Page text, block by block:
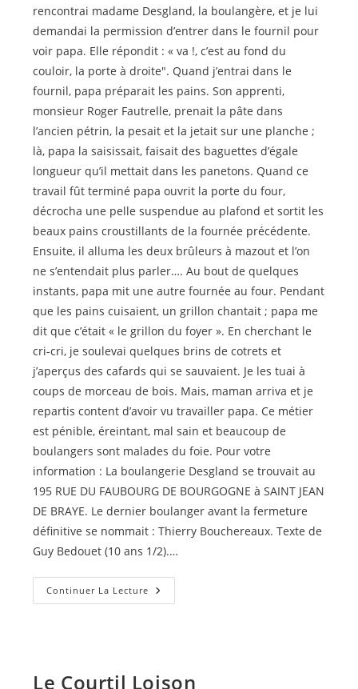
rencontrai madame Desgland, la boulangère, et je lui
demandai la permission d’entrer dans le fournil pour
voir papa. Elle répondit : « va !, c’est au fond du
couloir, la porte à droite". Quand j’entrai dans le
fournil, papa préparait les pains. Son apprenti,
monsieur Roger Fautrelle, prenait la pâte dans
l’ancien pétrin, la pesait et la jetait sur une planche ;
là, papa la saisissait, faisait des baguettes d’égale
longueur qu’il mettait dans les panetons. Quand ce
travail fût terminé papa ouvrit la porte du four,
décrocha une pelle suspendue au plafond et sortit les
beaux pains croustillants de la fournée précédente.
Ensuite, il alluma les deux brûleurs à mazout et l’on
ne s’entendait plus parler…. Au bout de quelques
instants, papa mit une autre fournée au four. Pendant
que les pains cuisaient, un grillon chantait ; papa me
dit que c’était « le grillon du foyer ». En cherchant le
cri-cri, je soulevai quelques brins de cotrets et
j’aperçus des cafards qui se sauvaient. Je les tuai à
coups de morceau de bois. Mais, maman arriva et je
repartis content d’avoir vu travailler papa. Ce métier
est pénible, éreintant, mal sain et beaucoup de
boulangers sont malades du foie. Pour votre
information : La boulangerie Desgland se trouvait au
195 RUE DU FAUBOURG DE BOURGOGNE à SAINT JEAN
DE BRAYE. Le dernier boulanger avant la fermeture
définitive se nommait : Thierry Bouchereaux. Texte de
Guy Bedouet (10 ans 1/2).…
Continuer La Lecture A
La
Le Courtil Loison